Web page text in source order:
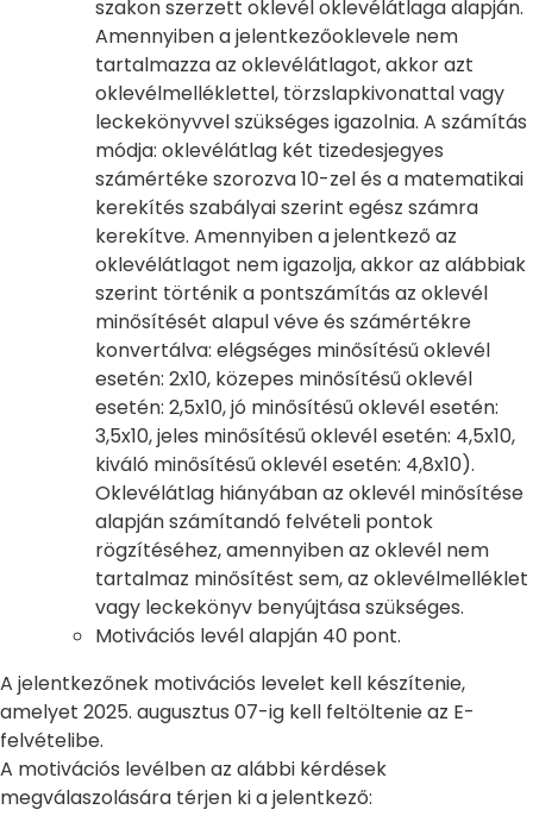
szakon szerzett oklevél oklevélátlaga alapján.
Amennyiben a jelentkezőoklevele nem
tartalmazza az oklevélátlagot, akkor azt
oklevélmelléklettel, törzslapkivonattal vagy
leckekönyvvel szükséges igazolnia. A számítás
módja: oklevélátlag két tizedesjegyes
számértéke szorozva 10-zel és a matematikai
kerekítés szabályai szerint egész számra
kerekítve. Amennyiben a jelentkező az
oklevélátlagot nem igazolja, akkor az alábbiak
szerint történik a pontszámítás az oklevél
minősítését alapul véve és számértékre
konvertálva: elégséges minősítésű oklevél
esetén: 2x10, közepes minősítésű oklevél
esetén: 2,5x10, jó minősítésű oklevél esetén:
3,5x10, jeles minősítésű oklevél esetén: 4,5x10,
kiváló minősítésű oklevél esetén: 4,8x10).
Oklevélátlag hiányában az oklevél minősítése
alapján számítandó felvételi pontok
rögzítéséhez, amennyiben az oklevél nem
tartalmaz minősítést sem, az oklevélmelléklet
vagy leckekönyv benyújtása szükséges.
Motivációs levél alapján 40 pont.
A jelentkezőnek motivációs levelet kell készítenie,
amelyet 2025. augusztus 07-ig kell feltöltenie az E-
felvételibe.
A motivációs levélben az alábbi kérdések
megválaszolására térjen ki a jelentkező: